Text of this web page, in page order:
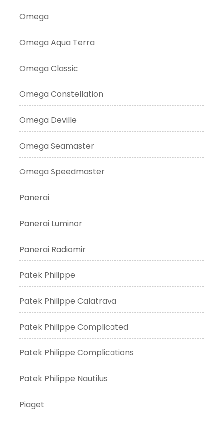
Omega
Omega Aqua Terra
Omega Classic
Omega Constellation
Omega Deville
Omega Seamaster
Omega Speedmaster
Panerai
Panerai Luminor
Panerai Radiomir
Patek Philippe
Patek Philippe Calatrava
Patek Philippe Complicated
Patek Philippe Complications
Patek Philippe Nautilus
Piaget